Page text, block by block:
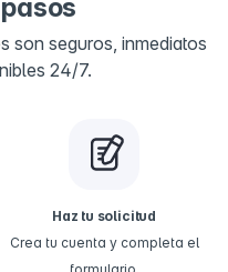
son seguros, inmediatos
24/7.
Haz tu solicitud
Crea tu cuenta y completa el